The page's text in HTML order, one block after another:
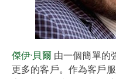
傑伊·貝爾由一個簡單的
更多的客戶。作為客戶